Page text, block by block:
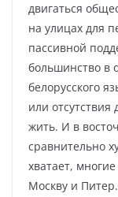
двигаться
на улицах для
пассивной
большинство в
белорусского
или отсутствия
жить. И в
сравнительно
хватает,
Москву и